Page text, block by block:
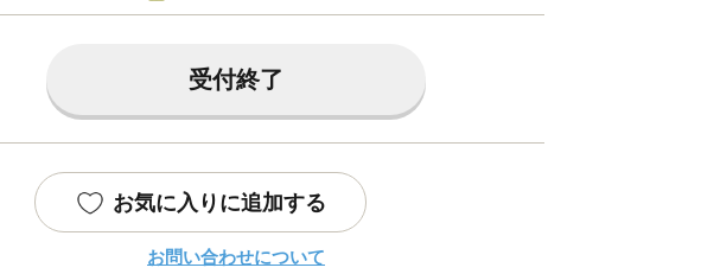
受付終了
お気に入りに追加する
お問い合わせについて